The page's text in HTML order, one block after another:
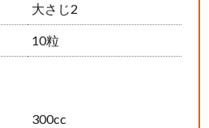
大さじ2
10粒
300cc